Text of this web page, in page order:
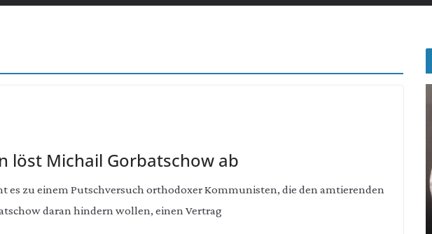
löst Michail Gorbatschow ab
es zu einem Putschversuch orthodoxer Kommunisten, die den amtierenden
daran hindern wollen, einen Vertrag